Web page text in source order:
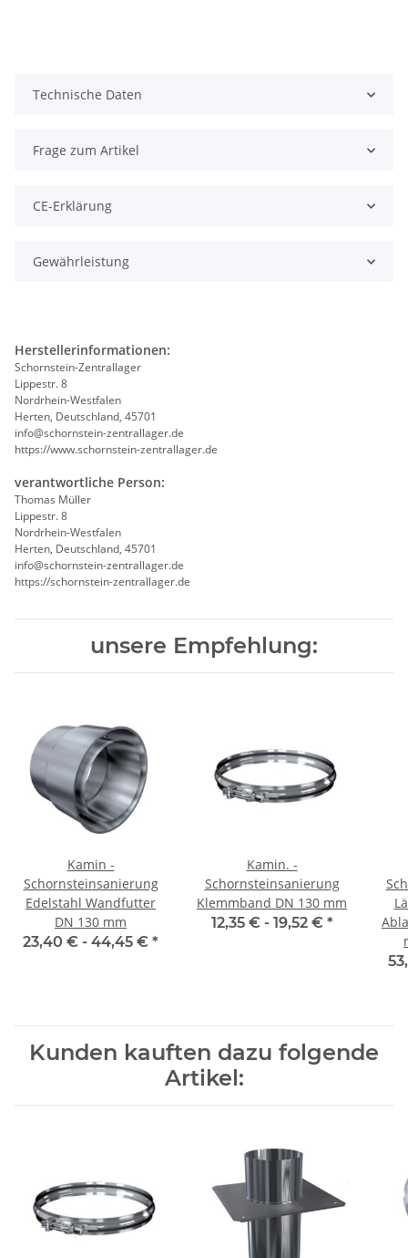
Technische Daten
Frage zum Artikel
CE-Erklärung
Gewährleistung
Herstellerinformationen:
Schornstein-Zentrallager
Lippestr. 8
Nordrhein-Westfalen
Herten, Deutschland, 45701
info@schornstein-zentrallager.de
https://www.schornstein-zentrallager.de
verantwortliche Person:
Thomas Müller
Lippestr. 8
Nordrhein-Westfalen
Herten, Deutschland, 45701
info@schornstein-zentrallager.de
https://schornstein-zentrallager.de
unsere Empfehlung:
Kamin -
Schornsteinsanierung
Edelstahl Wandfutter
DN 130 mm
23,40 € - 44,45 € *
Kamin. -
Schornsteinsanierung
Klemmband DN 130 mm
12,35 € - 19,52 € *
Kunden kauften dazu folgende
Artikel: